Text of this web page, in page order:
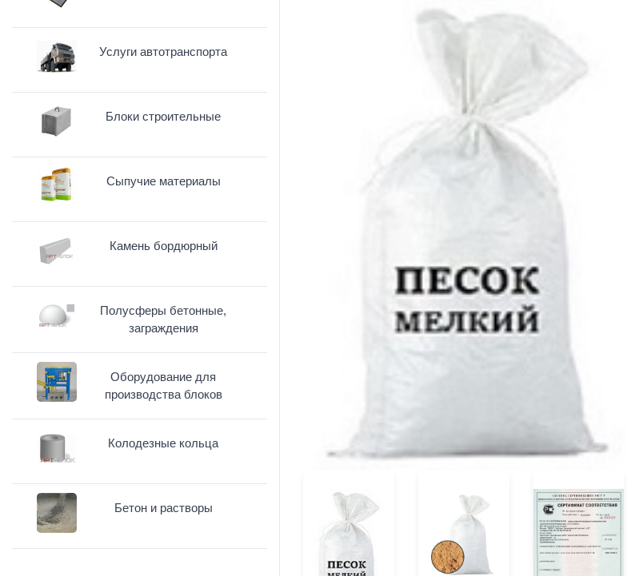
Услуги автотранспорта
Блоки строительные
Сыпучие материалы
Камень бордюрный
Полусферы бетонные,
заграждения
Оборудование для
производства блоков
Колодезные кольца
Бетон и растворы